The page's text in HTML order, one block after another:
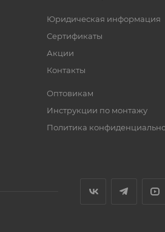
Юридическая информация
Сертификаты
Акции
Контакты
Оптовикам
Инструкции по монтажу
Политика